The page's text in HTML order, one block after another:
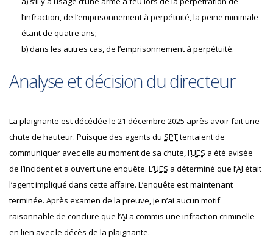
l’infraction, de l’emprisonnement à perpétuité, la peine minimale
étant de quatre ans;
b)dans les autres cas, de l’emprisonnement à perpétuité.
Analyse et décision du directeur
La plaignante est décédée le 21 décembre 2025 après avoir fait une
chute de hauteur. Puisque des agents du SPTtentaient de
communiquer avec elle au moment de sa chute, l’UES a été avisée
de l’incident et a ouvert une enquête. L’UES a déterminé que l’AI était
l’agent impliqué dans cette affaire. L’enquête est maintenant
terminée. Après examen de la preuve, je n’ai aucun motif
raisonnable de conclure que l’AI a commis une infraction criminelle
en lien avec le décès de la plaignante.